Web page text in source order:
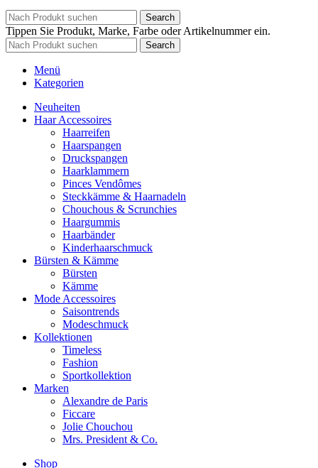
Search
Tippen Sie Produkt, Marke, Farbe oder Artikelnummer ein.
Search
Menü
Kategorien
Neuheiten
Haar Accessoires
Haarreifen
Haarspangen
Druckspangen
Haarklammern
Pinces Vendômes
Steckkämme & Haarnadeln
Chouchous & Scrunchies
Haargummis
Haarbänder
Kinderhaarschmuck
Bürsten & Kämme
Bürsten
Kämme
Mode Accessoires
Saisontrends
Modeschmuck
Kollektionen
Timeless
Fashion
Sportkollektion
Marken
Alexandre de Paris
Ficcare
Jolie Chouchou
Mrs. President & Co.
Shop